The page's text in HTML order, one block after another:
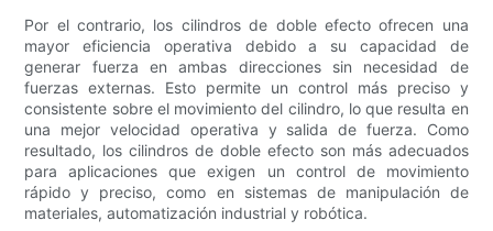
Por el contrario, los cilindros de doble efecto ofrecen una
mayor eficiencia operativa debido a su capacidad de
generar fuerza en ambas direcciones sin necesidad de
fuerzas externas. Esto permite un control más preciso y
consistente sobre el movimiento del cilindro, lo que resulta en
una mejor velocidad operativa y salida de fuerza. Como
resultado, los cilindros de doble efecto son más adecuados
para aplicaciones que exigen un control de movimiento
rápido y preciso, como en sistemas de manipulación de
materiales, automatización industrial y robótica.